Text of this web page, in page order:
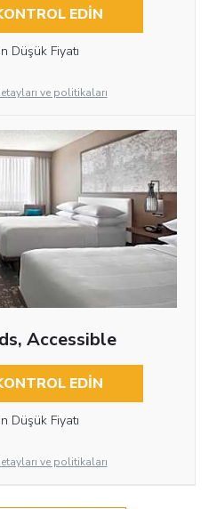
EDIN
Düşük Fiyatı
ve politikaları
Accessible
EDIN
Düşük Fiyatı
ve politikaları